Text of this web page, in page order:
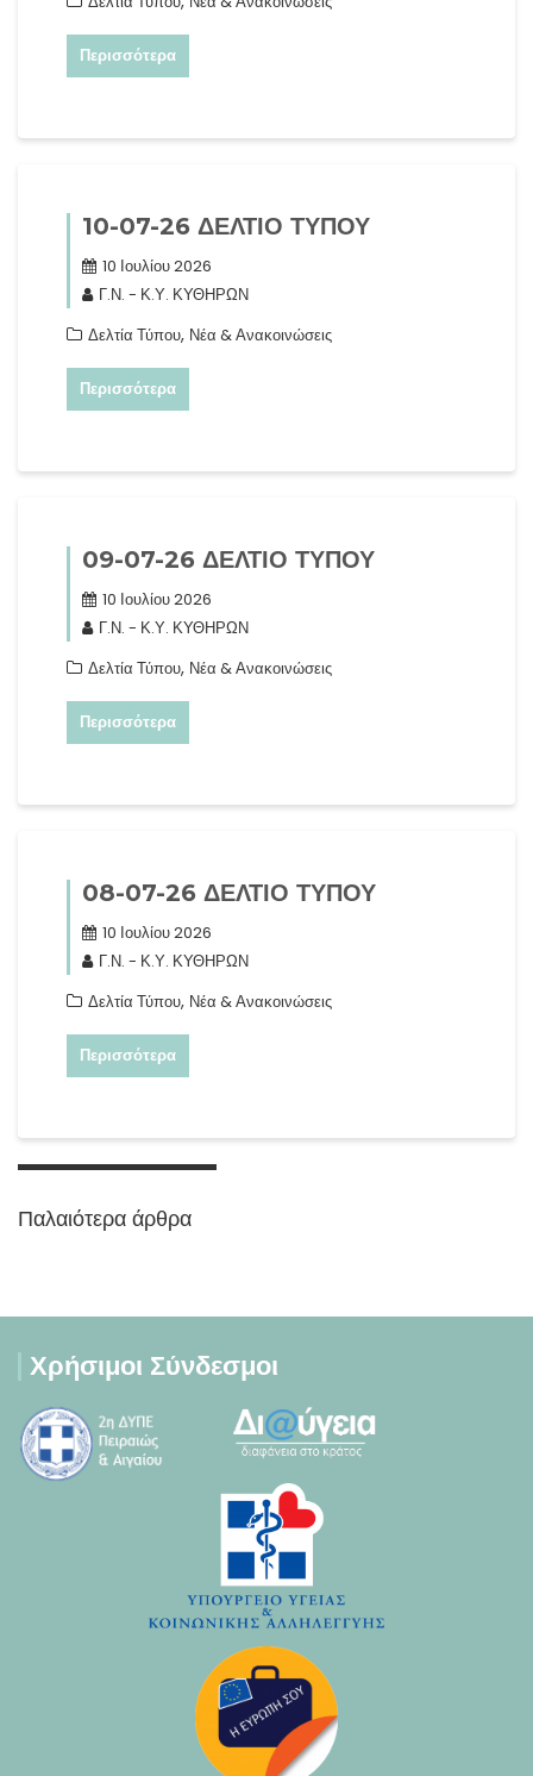
Περισσότερα
10-07-26 ΔΕΛΤΙΟ ΤΥΠΟΥ
10 Ιουλίου 2026
Γ.Ν. - Κ.Υ. ΚΥΘΗΡΩΝ
Δελτία Τύπου, Νέα & Ανακοινώσεις
Περισσότερα
09-07-26 ΔΕΛΤΙΟ ΤΥΠΟΥ
10 Ιουλίου 2026
Γ.Ν. - Κ.Υ. ΚΥΘΗΡΩΝ
Δελτία Τύπου, Νέα & Ανακοινώσεις
Περισσότερα
08-07-26 ΔΕΛΤΙΟ ΤΥΠΟΥ
10 Ιουλίου 2026
Γ.Ν. - Κ.Υ. ΚΥΘΗΡΩΝ
Δελτία Τύπου, Νέα & Ανακοινώσεις
Περισσότερα
Πλοήγηση
άρθρων
Παλαιότερα άρθρα
Χρήσιμοι Σύνδεσμοι